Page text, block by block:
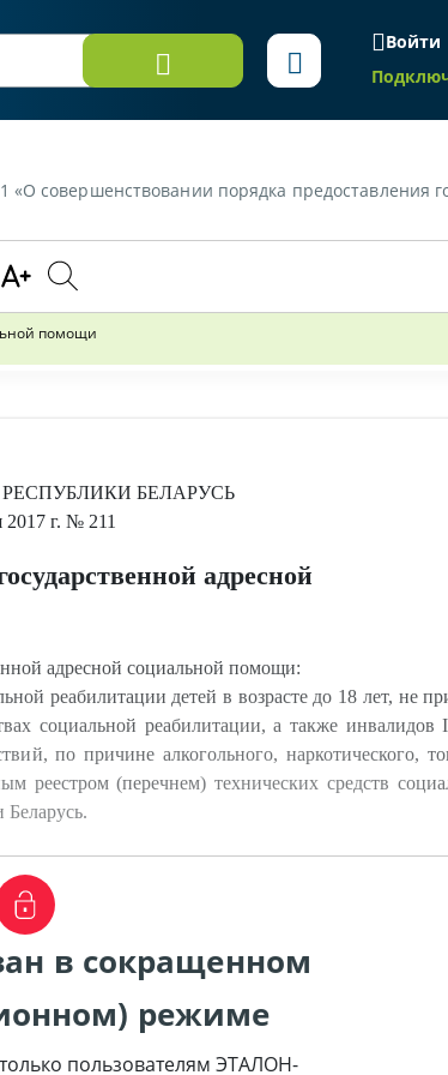
Войти
порядка предоставления государственной
помощи
БЕЛАРУСЬ
г. № 211
адресной
адресной социальной помощи:
реабилитации детей в возрасте до 18 лет, не
социальной реабилитации, а также
по причине алкогольного, наркотического,
реестром (перечнем) технических средств
в сокращенном
режиме
пользователям ЭТАЛОН-